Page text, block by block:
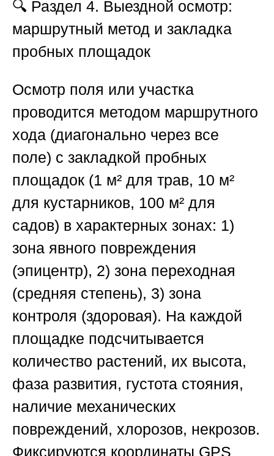
🔍 Раздел 4. Выездной осмотр:
маршрутный метод и закладка
пробных площадок
Осмотр поля или участка
проводится методом маршрутного
хода (диагонально через все
поле) с закладкой пробных
площадок (1 м² для трав, 10 м²
для кустарников, 100 м² для
садов) в характерных зонах: 1)
зона явного повреждения
(эпицентр), 2) зона переходная
(средняя степень), 3) зона
контроля (здоровая). На каждой
площадке подсчитывается
количество растений, их высота,
фаза развития, густота стояния,
наличие механических
повреждений, хлорозов, некрозов.
Фиксируются координаты GPS